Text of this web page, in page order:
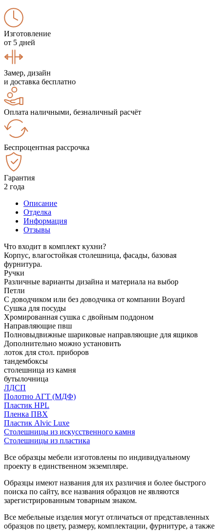
Изготовление
от 5 дней
Замер, дизайн
и доставка бесплатно
Оплата наличными, безналичный расчёт
Беспроцентная рассрочка
Гарантия
2 года
Описание
Отделка
Информация
Отзывы
Что входит в комплект кухни?
Корпус, влагостойкая столешница, фасады, базовая
фурнитура.
Ручки
Различные варианты дизайна и материала на выбор
Петли
С доводчиком или без доводчика от компании Boyard
Сушка для посуды
Хромированная сушка с двойным поддоном
Направляющие пвш
Полновыдвижные шариковые направляющие для ящиков
Дополнительно можно установить
лоток для стол. приборов
тандембоксы
столешница из камня
бутылочница
ЛДСП
Полотно АГТ (МДФ)
Пластик HPL
Пленка ПВХ
Пластик Alvic Luxe
Столешницы из искусственного камня
Столешницы из пластика
Все образцы мебели изготовлены по индивидуальному
проекту в единственном экземпляре.
Образцы имеют названия для их различия и более быстрого
поиска по сайту, все названия образцов не являются
зарегистрированным товарным знаком.
Все мебельные изделия могут отличаться от представленных
образцов по цвету, размеру, комплектации, фурнитуре, а также